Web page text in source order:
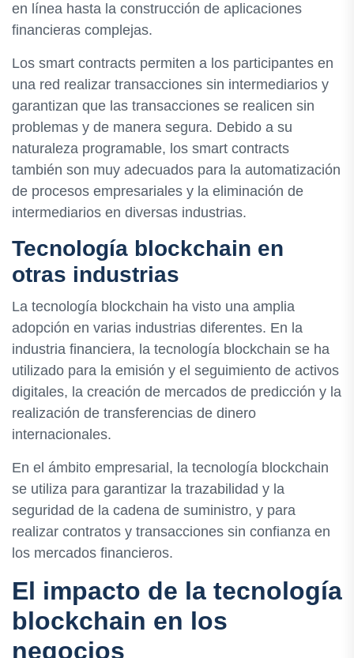
en línea hasta la construcción de aplicaciones
financieras complejas.
Los smart contracts permiten a los participantes en
una red realizar transacciones sin intermediarios y
garantizan que las transacciones se realicen sin
problemas y de manera segura. Debido a su
naturaleza programable, los smart contracts
también son muy adecuados para la automatización
de procesos empresariales y la eliminación de
intermediarios en diversas industrias.
Tecnología blockchain en
otras industrias
La tecnología blockchain ha visto una amplia
adopción en varias industrias diferentes. En la
industria financiera, la tecnología blockchain se ha
utilizado para la emisión y el seguimiento de activos
digitales, la creación de mercados de predicción y la
realización de transferencias de dinero
internacionales.
En el ámbito empresarial, la tecnología blockchain
se utiliza para garantizar la trazabilidad y la
seguridad de la cadena de suministro, y para
realizar contratos y transacciones sin confianza en
los mercados financieros.
El impacto de la tecnología
blockchain en los
negocios